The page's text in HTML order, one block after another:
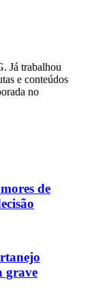
Já trabalhou
e conteúdos
no
de
grave